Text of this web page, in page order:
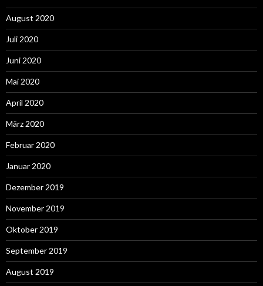
August 2020
Juli 2020
Juni 2020
Mai 2020
April 2020
März 2020
Februar 2020
Januar 2020
Dezember 2019
November 2019
Oktober 2019
September 2019
August 2019